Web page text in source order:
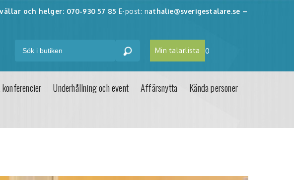
och helger: 070-930 57 85 E-post: nathalie@sverigestalare.se –
Min talarlista 0
Underhållning och event Affärsnytta
Kända personer